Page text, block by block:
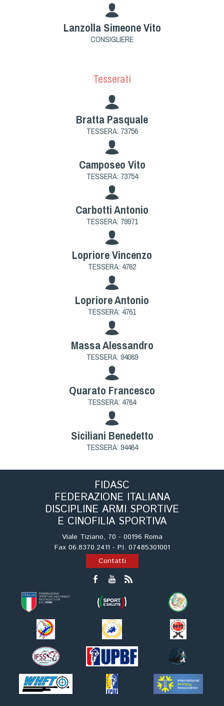
Lanzolla Simeone Vito
CONSIGLIERE
Tesserati
Bratta Pasquale
TESSERA: 73756
Camposeo Vito
TESSERA: 73754
Carbotti Antonio
TESSERA: 79971
Lopriore Vincenzo
TESSERA: 4762
Lopriore Antonio
TESSERA: 4761
Massa Alessandro
TESSERA: 94069
Quarato Francesco
TESSERA: 4764
Siciliani Benedetto
TESSERA: 94464
FIDASC
FEDERAZIONE ITALIANA
DISCIPLINE ARMI SPORTIVE
E CINOFILIA SPORTIVA
Viale Tiziano, 70 - 00196 Roma
Fax 06.8370.2411 - P.I. 07485301001
Contatti
Protezione civile Sportiva
Cinofilia Venatoria